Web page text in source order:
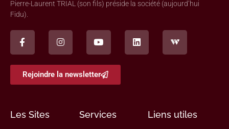
Pierre-Laurent TRIAL (son fils) préside la société (aujourd’hui
Fidu).
Rejoindre la newsletter
Les Sites Services Liens utiles